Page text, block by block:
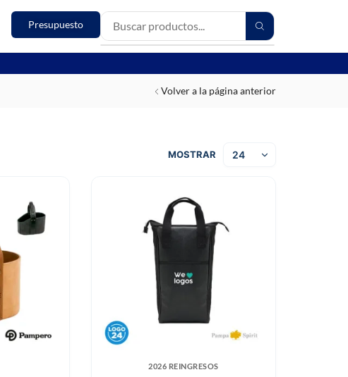
Presupuesto
Volver a la página anterior
MOSTRAR
2026 REINGRESOS